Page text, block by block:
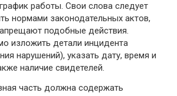
работы. Свои слова следует
нормами законодательных актов,
подобные действия.
изложить детали инцидента
нарушений), указать дату, время и
наличие свидетелей.
часть должна содержать